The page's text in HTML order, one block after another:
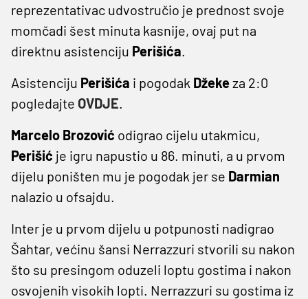
reprezentativac udvostručio je prednost svoje
momčadi šest minuta kasnije, ovaj put na
direktnu asistenciju Perišića.
Asistenciju Perišića i pogodak Džekeza 2:0
pogledajte OVDJE.
Marcelo Brozović odigrao cijelu utakmicu,
Perišić je igru napustio u 86. minuti, a u prvom
dijelu poništen mu je pogodak jer se Darmian
nalazio u ofsajdu.
Inter je u prvom dijelu u potpunosti nadigrao
Šahtar, većinu šansi Nerrazzuri stvorili su nakon
što su presingom oduzeli loptu gostima i nakon
osvojenih visokih lopti. Nerrazzuri su gostima iz